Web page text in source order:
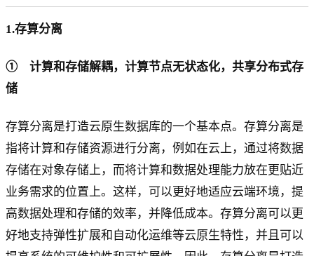
1.存算分离
① 计算和存储解耦，计算节点无状态化，共享分布式存
储
存算分离是打造云原生数据库的一个基本点。存算分离是
指将计算和存储资源进行分离，例如在云上，通过将数据
存储在对象存储上，而将计算和数据处理能力放在更贴近
业务需求的位置上。这样，可以更好地适应云端环境，提
高数据处理和存储的效率，并降低成本。存算分离可以更
好地支持弹性扩展和自动化运维等云原生特性，并且可以